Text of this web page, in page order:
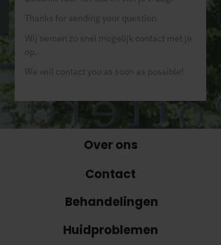
Thanks for sending your question.
Wij nemen zo snel mogelijk contact met je
op.
We will contact you as soon as possible!
Over ons
Contact
Behandelingen
Huidproblemen